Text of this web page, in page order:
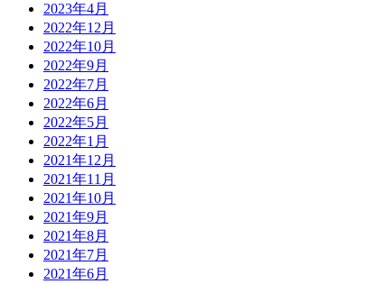
2023年4月
2022年12月
2022年10月
2022年9月
2022年7月
2022年6月
2022年5月
2022年1月
2021年12月
2021年11月
2021年10月
2021年9月
2021年8月
2021年7月
2021年6月